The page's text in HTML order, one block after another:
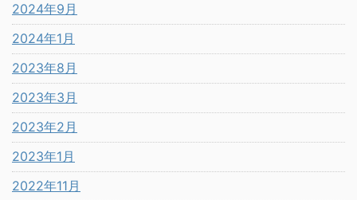
2024年9月
2024年1月
2023年8月
2023年3月
2023年2月
2023年1月
2022年11月